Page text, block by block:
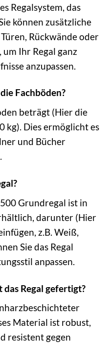
Regalsystem, das
können zusätzliche
Rückwände oder
Ihr Regal ganz
anzupassen.
Fachböden?
beträgt (Hier die
kg). Dies ermöglicht es
und Bücher
Grundregal ist in
darunter (Hier
z.B. Weiß,
Sie das Regal
anpassen.
Regal gefertigt?
Material ist robust,
resistent gegen